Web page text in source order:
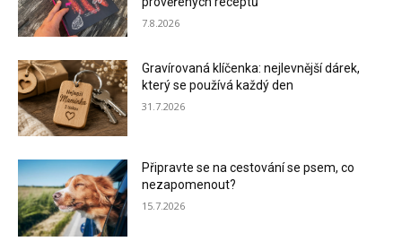
7.8.2026
Gravírovaná klíčenka: nejlevnější dárek,
který se používá každý den
31.7.2026
Připravte se na cestování se psem, co
nezapomenout?
15.7.2026